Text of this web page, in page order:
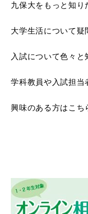
九保大をもっと知り
大学生活について疑
入試について色々と
学科教員や入試担当
興味のある方はこち